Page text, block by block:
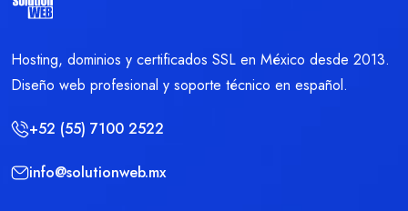
Hosting, dominios y certificados SSL en México desde 2013.
Diseño web profesional y soporte técnico en español.
+52 (55) 7100 2522
info@solutionweb.mx